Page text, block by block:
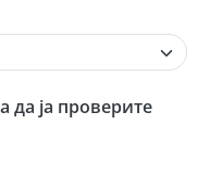
да ја проверите